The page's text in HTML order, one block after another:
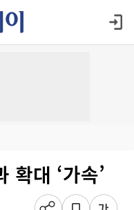
확대 ‘가속’